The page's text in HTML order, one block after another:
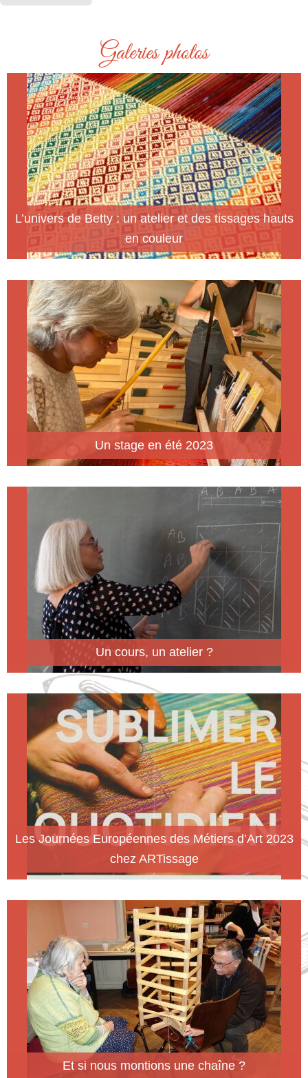
Galeries photos
L’univers de Betty : un atelier et des tissages hauts
en couleur
Un stage en été 2023
Un cours, un atelier ?
Les Journées Européennes des Métiers d’Art 2023
chez ARTissage
Et si nous montions une chaîne ?